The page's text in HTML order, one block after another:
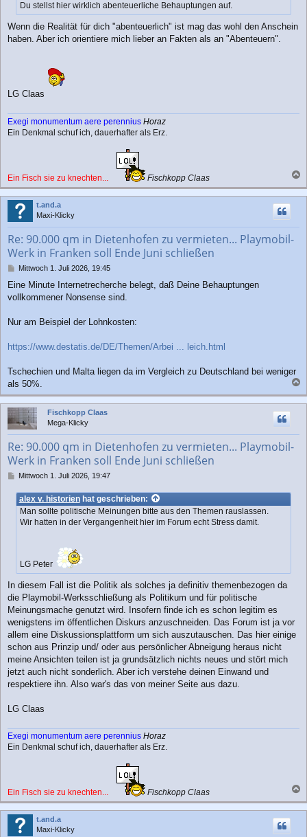
Du stellst hier wirklich abenteuerliche Behauptungen auf.
Wenn die Realität für dich "abenteuerlich" ist mag das wohl den Anschein
haben. Aber ich orientiere mich lieber an Fakten als an "Abenteuern".
LG Claas
Exegi monumentum aere perennius Horaz
Ein Denkmal schuf ich, dauerhafter als Erz.
Ein Fisch sie zu knechten... Fischkopp Claas
a
c
t.and.a
Maxi-Klicky
Re: 90.000 qm in Dietenhofen zu vermieten... Playmobil-
Werk in Franken soll Ende Juni schließen
B
i
t
a
Mittwoch 1. Juli 2026, 19:45
Eine Minute Internetrecherche belegt, daß Deine Behauptungen
vollkommener Nonsense sind.
Nur am Beispiel der Lohnkosten:
https://www.destatis.de/DE/Themen/Arbei ... leich.html
Tschechien und Malta liegen da im Vergleich zu Deutschland bei weniger
als 50%.
a
c
Fischkopp Claas
Mega-Klicky
Re: 90.000 qm in Dietenhofen zu vermieten... Playmobil-
Werk in Franken soll Ende Juni schließen
B
i
t
Mittwoch 1. Juli 2026, 19:47
alex v. historienhat geschrieben:
Man sollte politische Meinungen bitte aus den Themen rauslassen.
Wir hatten in der Vergangenheit hier im Forum echt Stress damit.
LG Peter
In diesem Fall ist die Politik als solches ja definitiv themenbezogen da
die Playmobil-Werksschließung als Politikum und für politische
Meinungsmache genutzt wird. Insofern finde ich es schon legitim es
wenigstens im öffentlichen Diskurs anzuschneiden. Das Forum ist ja vor
allem eine Diskussionsplattform um sich auszutauschen. Das hier einige
schon aus Prinzip und/ oder aus persönlicher Abneigung heraus nicht
meine Ansichten teilen ist ja grundsätzlich nichts neues und stört mich
jetzt auch nicht sonderlich. Aber ich verstehe deinen Einwand und
respektiere ihn. Also war's das von meiner Seite aus dazu.
LG Claas
Exegi monumentum aere perennius Horaz
Ein Denkmal schuf ich, dauerhafter als Erz.
Ein Fisch sie zu knechten... Fischkopp Claas
a
c
t.and.a
Maxi-Klicky